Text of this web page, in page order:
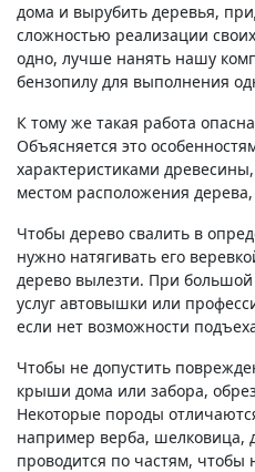
дома и вырубить деревья,
сложностью реализации
одно, лучше нанять нашу
бензопилу для выполнения
К тому же такая работа
Объясняется это
характеристиками
местом расположения
Чтобы дерево свалить в
нужно натягивать его
дерево вылезти. При большой
услуг автовышки или
если нет возможности
Чтобы не допустить
крыши дома или забора,
Некоторые породы
например верба, шелковица,
проводится по частям, чтобы